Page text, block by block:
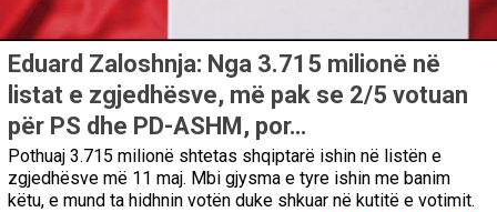
Eduard Zaloshnja: Nga 3.715 milionë në
listat e zgjedhësve, më pak se 2/5 votuan
për PS dhe PD-ASHM, por…
Pothuaj 3.715 milionë shtetas shqiptarë ishin në listën e
zgjedhësve më 11 maj. Mbi gjysma e tyre ishin me banim
këtu, e mund ta hidhnin votën duke shkuar në kutitë e votimit.